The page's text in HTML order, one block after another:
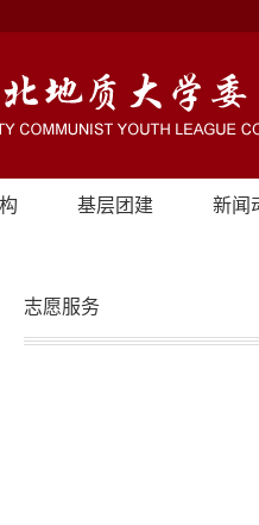
基层团建 新闻
志愿服务